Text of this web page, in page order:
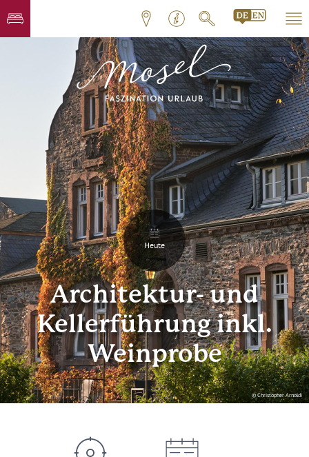
© Christopher Arnoldi
Heute
Architektur- und
Kellerführung inkl.
Weinprobe